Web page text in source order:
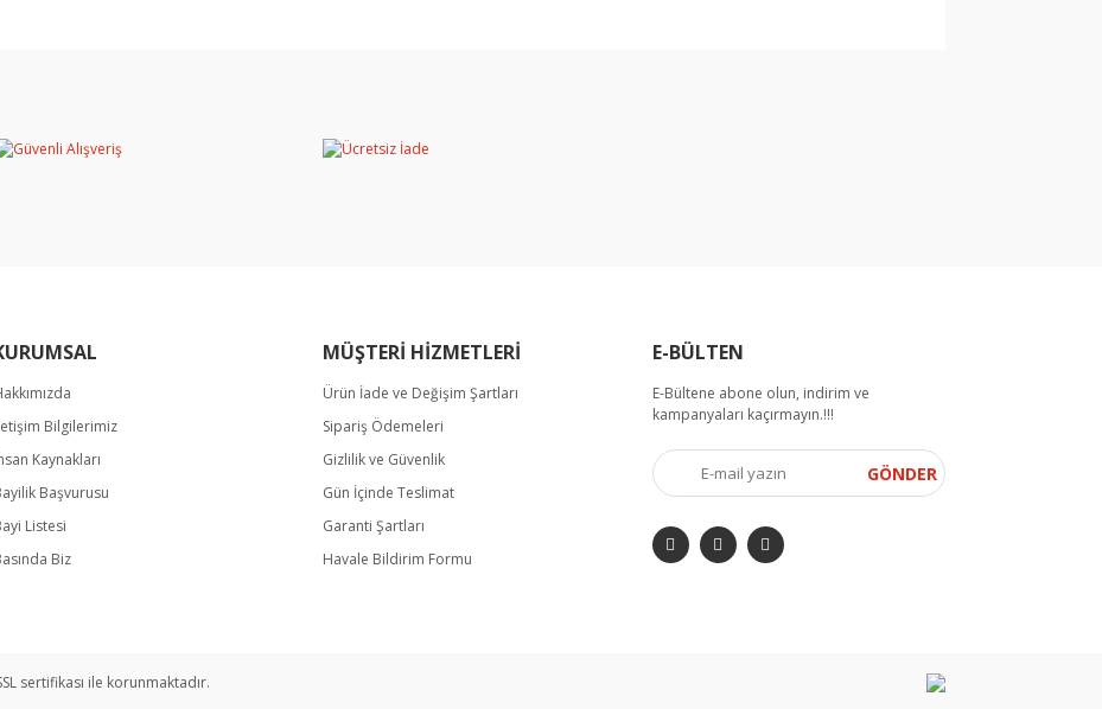
Yorum Yaz
Gönder
Bilgilerimiz
Kaynakları
Başvurusu
Listesi
Biz
MÜŞTERİ HİZMETLERİ
Ürün İade ve Değişim Şartları
Sipariş Ödemeleri
Gizlilik ve Güvenlik
Gün İçinde Teslimat
Garanti Şartları
Havale Bildirim Formu
E-BÜLTEN
E-Bültene abone olun, indirim ve
kampanyaları kaçırmayın.!!!
GÖNDER
sertifikası ile korunmaktadır.